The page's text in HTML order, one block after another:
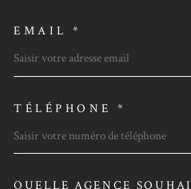
EMAIL *
TÉLÉPHONE *
QUELLE AGENCE